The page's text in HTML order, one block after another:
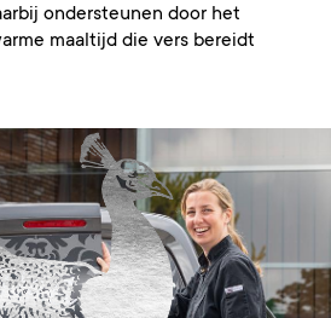
ondersteunen door het
maaltijd die vers bereidt